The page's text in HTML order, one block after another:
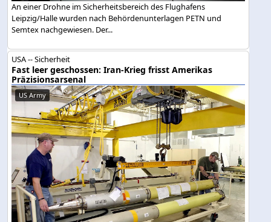
An einer Drohne im Sicherheitsbereich des Flughafens
Leipzig/Halle wurden nach Behördenunterlagen PETN und
Semtex nachgewiesen. Der...
USA -- Sicherheit
Fast leer geschossen: Iran-Krieg frisst Amerikas
Präzisionsarsenal
US Army